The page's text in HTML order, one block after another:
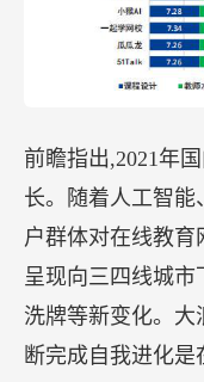
前瞻指出,2021年
长。随着人工智能
户群体对在线教育
呈现向三四线城
洗牌等新变化。大
断完成自我进化